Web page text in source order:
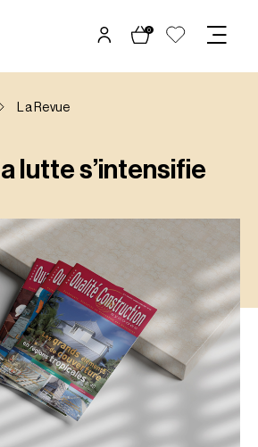
cookies
0
La Revue
lutte s’intensifie